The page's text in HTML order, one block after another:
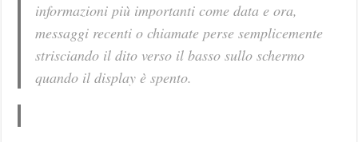
informazioni più importanti come data e ora,
messaggi recenti o chiamate perse semplicemente
strisciando il dito verso il basso sullo schermo
quando il display è spento.